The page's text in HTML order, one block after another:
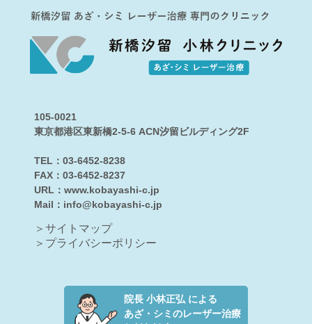
105-0021
東京都港区東新橋2-5-6 ACN汐留ビルディング2F
TEL： 03-6452-8238
FAX：03-6452-8237
URL：www.kobayashi-c.jp
Mail： info@kobayashi-c.jp
＞サイトマップ
＞プライバシーポリシー
院長 小林正弘 による
あざ・シミのレーザー治療